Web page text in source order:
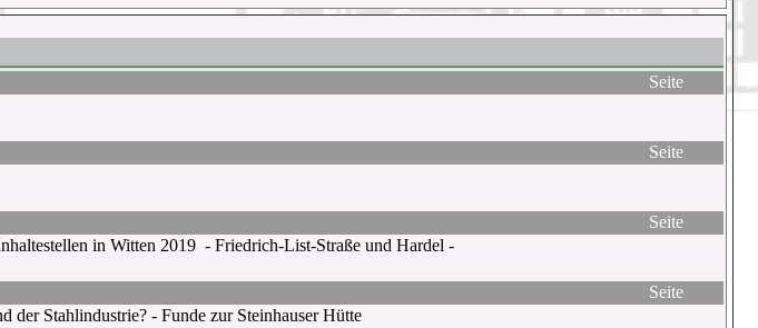
Seite
Seite
Seite
in Witten 2019 - Friedrich-List-Straße und Hardel -
Seite
der Stahlindustrie? - Funde zur Steinhauser Hütte